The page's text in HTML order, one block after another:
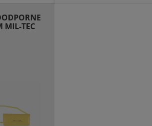
MIL-TEC